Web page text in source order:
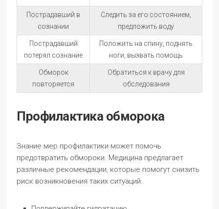
Пострадавший в
сознании
Следить за его состоянием,
предложить воду
Пострадавший
потерял сознание
Положить на спину, поднять
ноги, вызвать помощь
Обморок
повторяется
Обратиться к врачу для
обследования
Профилактика обморока
Знание мер профилактики может помочь
предотвратить обмороки. Медицина предлагает
различные рекомендации, которые помогут снизить
риск возникновения таких ситуаций.